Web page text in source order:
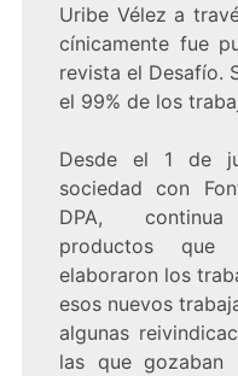
Uribe Vélez a
cínicamente fue
revista el Desafío.
el 99% de los
Desde el 1 de
sociedad con
DPA, continua
productos que
elaboraron los
esos nuevos
algunas
las que gozaban